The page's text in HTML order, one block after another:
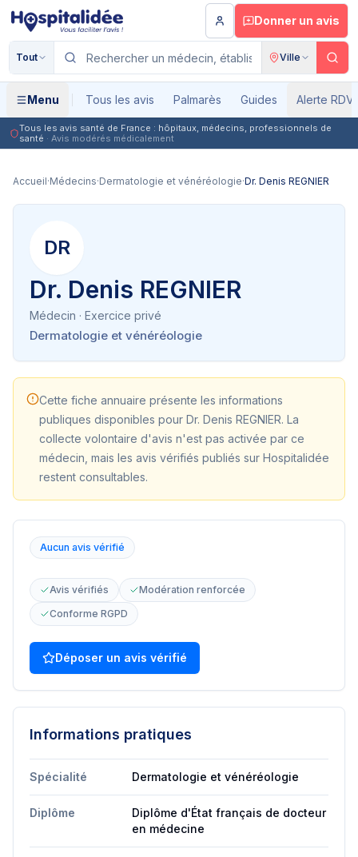
Aller au contenu principal
Donner un avis
Tout Ville
Menu Tous les avis Palmarès Guides Alerte RDV
Tous les avis santé de France : hôpitaux, médecins, professionnels de
santé · Avis modérés médicalement
Accueil·Médecins·Dermatologie et vénéréologie·Dr. Denis REGNIER
DR
Dr. Denis REGNIER
Médecin · Exercice privé
Dermatologie et vénéréologie
Cette fiche annuaire présente les informations
publiques disponibles pour Dr. Denis REGNIER. La
collecte volontaire d'avis n'est pas activée par ce
médecin, mais les avis vérifiés publiés sur Hospitalidée
restent consultables.
Aucun avis vérifié
Avis vérifiés
Modération renforcée
Conforme RGPD
Déposer un avis vérifié
Informations pratiques
Spécialité Dermatologie et vénéréologie
Diplôme
Diplôme d'État français de docteur
en médecine